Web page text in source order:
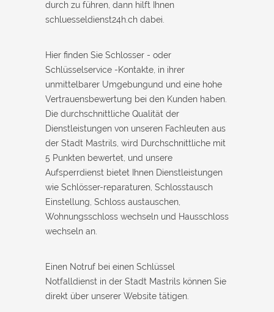
durch zu führen, dann hilft Ihnen
schluesseldienst24h.ch dabei.
Hier finden Sie Schlosser - oder
Schlüsselservice -Kontakte, in ihrer
unmittelbarer Umgebungund und eine hohe
Vertrauensbewertung bei den Kunden haben.
Die durchschnittliche Qualität der
Dienstleistungen von unseren Fachleuten aus
der Stadt Mastrils, wird Durchschnittliche mit
5 Punkten bewertet, und unsere
Aufsperrdienst bietet Ihnen Dienstleistungen
wie Schlösser-reparaturen, Schlosstausch
Einstellung, Schloss austauschen,
Wohnungsschloss wechseln und Hausschloss
wechseln an.
Einen Notruf bei einen Schlüssel
Notfalldienst in der Stadt Mastrils können Sie
direkt über unserer Website tätigen.